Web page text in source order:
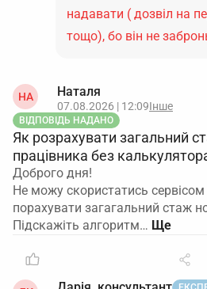
надавати ( дозвіл на
тощо), бо він не
НА Наталя
07.08.2026 | 12:09Інше
ВІДПОВІДЬ НАДАНО
Як розрахувати загальний
працівника без
Доброго дня!
Не можу скористатись
порахувати загагальний стаж
Підскажіть алгоритм…